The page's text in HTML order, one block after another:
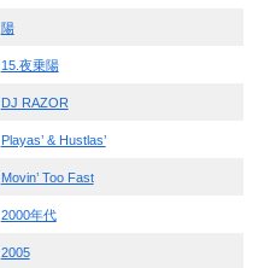
陽
15.夜乗陽
DJ RAZOR
Playas’ & Hustlas’
Movin’ Too Fast
2000年代
2005